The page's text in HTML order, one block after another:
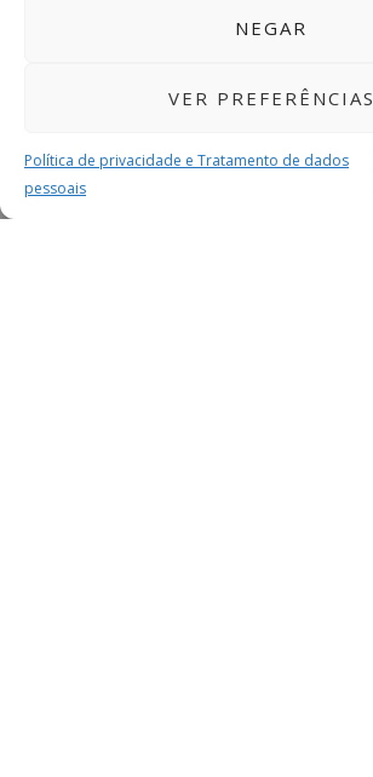
NEGAR
VER PREFERÊNCIAS
Política de privacidade e Tratamento de dados
pessoais